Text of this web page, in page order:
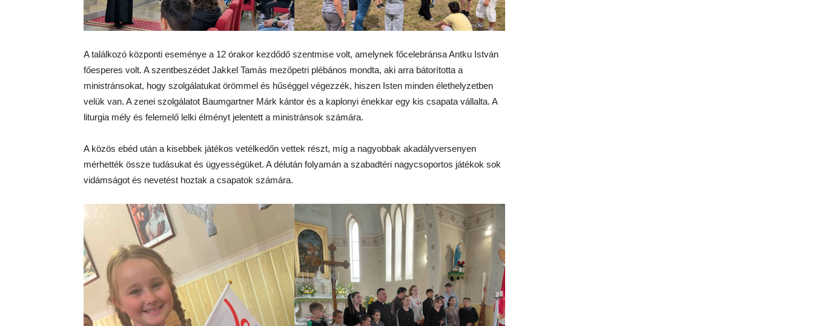
A találkozó központi eseménye a 12 órakor kezdődő szentmise volt, amelynek főcelebránsa Antku István
főesperes volt. A szentbeszédet Jakkel Tamás mezőpetri plébános mondta, aki arra bátorította a
ministránsokat, hogy szolgálatukat örömmel és hűséggel végezzék, hiszen Isten minden élethelyzetben
velük van. A zenei szolgálatot Baumgartner Márk kántor és a kaplonyi énekkar egy kis csapata vállalta. A
liturgia mély és felemelő lelki élményt jelentett a ministránsok számára.
A közös ebéd után a kisebbek játékos vetélkedőn vettek részt, míg a nagyobbak akadályversenyen
mérhették össze tudásukat és ügyességüket. A délután folyamán a szabadtéri nagycsoportos játékok sok
vidámságot és nevetést hoztak a csapatok számára.